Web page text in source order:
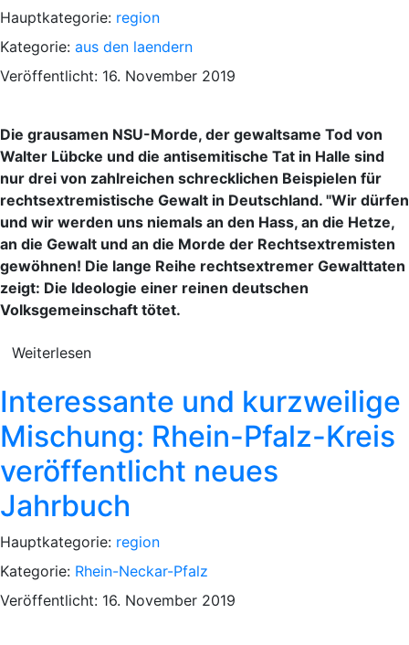
Hauptkategorie: region
Kategorie: aus den laendern
Veröffentlicht: 16. November 2019
Die grausamen NSU-Morde, der gewaltsame Tod von
Walter Lübcke und die antisemitische Tat in Halle sind
nur drei von zahlreichen schrecklichen Beispielen für
rechtsextremistische Gewalt in Deutschland. "Wir dürfen
und wir werden uns niemals an den Hass, an die Hetze,
an die Gewalt und an die Morde der Rechtsextremisten
gewöhnen! Die lange Reihe rechtsextremer Gewalttaten
zeigt: Die Ideologie einer reinen deutschen
Volksgemeinschaft tötet.
Weiterlesen
Interessante und kurzweilige
Mischung: Rhein-Pfalz-Kreis
veröffentlicht neues
Jahrbuch
Hauptkategorie: region
Kategorie: Rhein-Neckar-Pfalz
Veröffentlicht: 16. November 2019